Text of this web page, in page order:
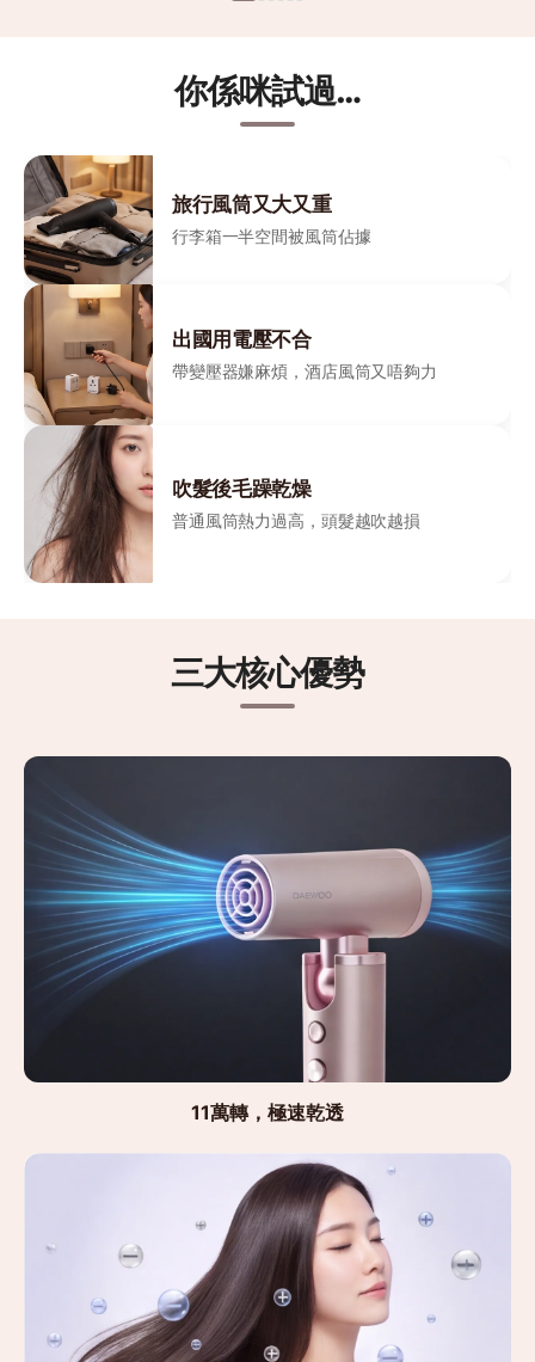
你係咪試過…
旅行風筒又大又重
行李箱一半空間被風筒佔據
出國用電壓不合
帶變壓器嫌麻煩，酒店風筒又唔夠力
吹髮後毛躁乾燥
普通風筒熱力過高，頭髮越吹越損
三大核心優勢
11萬轉，極速乾透